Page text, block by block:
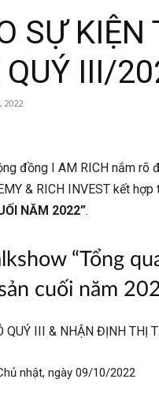
SỰ KIỆN
QUÝ III/
2022
đồng I AM RICH nắm
& RICH INVEST kết
NĂM 2022”.
“Tổng
cuối năm
QUÝ III & NHẬN ĐỊNH THỊ
nhật, ngày 09/10/2022